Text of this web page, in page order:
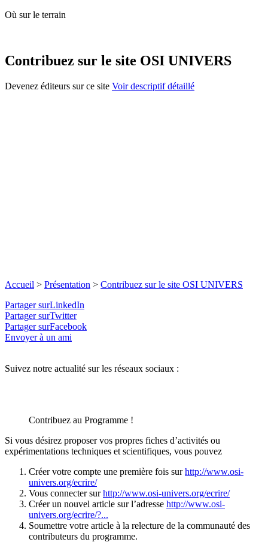
Où sur le terrain
Contribuez sur le site OSI UNIVERS
Devenez éditeurs sur ce site Voir descriptif détaillé
Accueil > Présentation > Contribuez sur le site OSI UNIVERS
Partager surLinkedIn
Partager surTwitter
Partager surFacebook
Envoyer à un ami
Suivez notre actualité sur les réseaux sociaux :
Contribuez au Programme !
Si vous désirez proposer vos propres fiches d’activités ou
expérimentations techniques et scientifiques, vous pouvez
Créer votre compte une première fois surhttp://www.osi-
univers.org/ecrire/
Vous connecter surhttp://www.osi-univers.org/ecrire/
Créer un nouvel article sur l’adresse http://www.osi-
univers.org/ecrire/?...
Soumettre votre article à la relecture de la communauté des
contributeurs du programme.